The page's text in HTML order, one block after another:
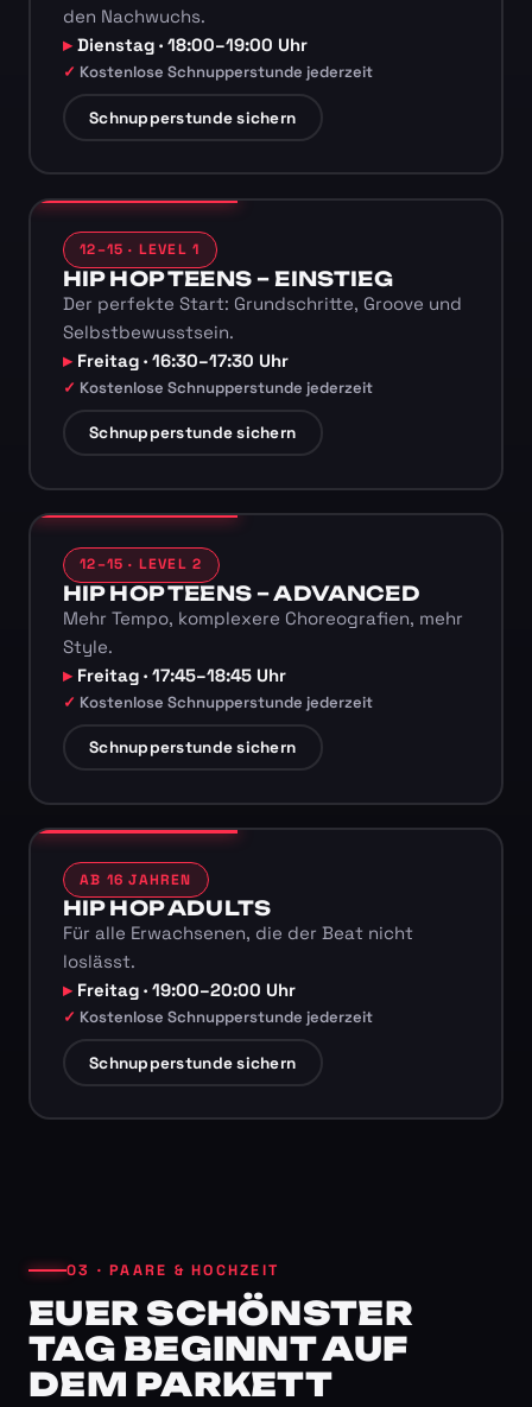
den Nachwuchs.
Dienstag · 18:00–19:00 Uhr
Kostenlose Schnupperstunde jederzeit
Schnupperstunde sichern
12–15 · LEVEL 1
HIP HOP TEENS – EINSTIEG
Der perfekte Start: Grundschritte, Groove und
Selbstbewusstsein.
Freitag · 16:30–17:30 Uhr
Kostenlose Schnupperstunde jederzeit
Schnupperstunde sichern
12–15 · LEVEL 2
HIP HOP TEENS – ADVANCED
Mehr Tempo, komplexere Choreografien, mehr
Style.
Freitag · 17:45–18:45 Uhr
Kostenlose Schnupperstunde jederzeit
Schnupperstunde sichern
AB 16 JAHREN
HIP HOP ADULTS
Für alle Erwachsenen, die der Beat nicht
loslässt.
Freitag · 19:00–20:00 Uhr
Kostenlose Schnupperstunde jederzeit
Schnupperstunde sichern
03 · PAARE & HOCHZEIT
EUER SCHÖNSTER
TAG BEGINNT AUF
DEM PARKETT